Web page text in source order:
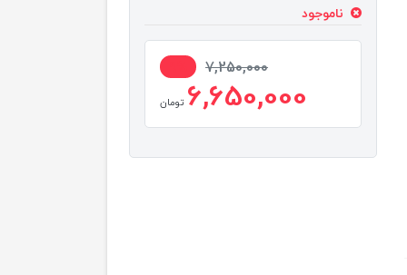
ناموجود
7,250,000
6,650,000 تومان